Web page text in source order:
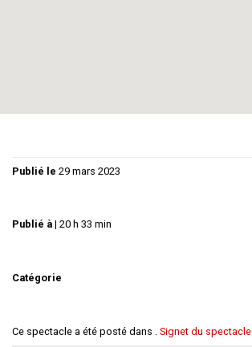
Publié le 29 mars 2023
Publié à | 20 h 33 min
Catégorie
Ce spectacle a été posté dans . Signet du spectacle